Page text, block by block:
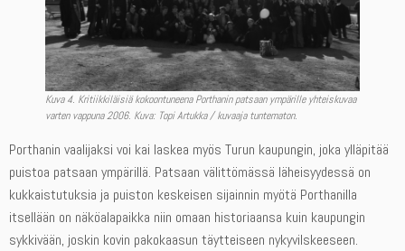
Kuva 4. Kritiikkiläisiä kokoontuneena Porthanin patsaan ympärille yhteiskuvaa
varten vappuna 2006. Kuva: Topi Artukka / kuvaaja tuntematon.
Porthanin vaalijaksi voi kai laskea myös Turun kaupungin, joka ylläpitää
puistoa patsaan ympärillä. Patsaan välittömässä läheisyydessä on
kukkaistutuksia ja puiston keskeisen sijainnin myötä Porthanilla
itsellään on näköalapaikka niin omaan historiaansa kuin kaupungin
sykkivään, joskin kovin pakokaasun täytteiseen nykyvilskeeseen.